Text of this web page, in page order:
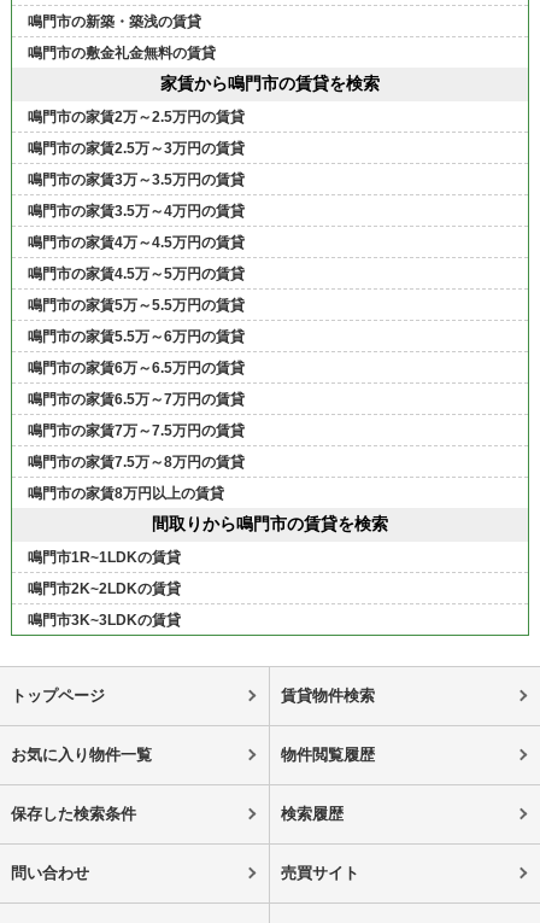
鳴門市の新築・築浅の賃貸
鳴門市の敷金礼金無料の賃貸
家賃から鳴門市の賃貸を検索
鳴門市の家賃2万～2.5万円の賃貸
鳴門市の家賃2.5万～3万円の賃貸
鳴門市の家賃3万～3.5万円の賃貸
鳴門市の家賃3.5万～4万円の賃貸
鳴門市の家賃4万～4.5万円の賃貸
鳴門市の家賃4.5万～5万円の賃貸
鳴門市の家賃5万～5.5万円の賃貸
鳴門市の家賃5.5万～6万円の賃貸
鳴門市の家賃6万～6.5万円の賃貸
鳴門市の家賃6.5万～7万円の賃貸
鳴門市の家賃7万～7.5万円の賃貸
鳴門市の家賃7.5万～8万円の賃貸
鳴門市の家賃8万円以上の賃貸
間取りから鳴門市の賃貸を検索
鳴門市1R~1LDKの賃貸
鳴門市2K~2LDKの賃貸
鳴門市3K~3LDKの賃貸
トップページ 賃貸物件検索
お気に入り物件一覧 物件閲覧履歴
保存した検索条件 検索履歴
問い合わせ 売買サイト